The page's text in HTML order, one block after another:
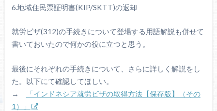
6.地域住民票証明書(KIP/SKTT)の返却
就労ビザ(312)の手続きについて登場する用語解説も併せて
書いておいたので何かの役に立つと思う。
最後にそれぞれの手続きについて、さらに詳しく解説をし
た。以下にて確認してほしい。
→
「インドネシア就労ビザの取得方法【保存版】（その
1）」